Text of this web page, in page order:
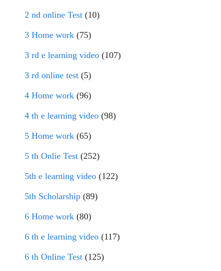
2 nd online Test (10)
3 Home work (75)
3 rd e learning video (107)
3 rd online test (5)
4 Home work (96)
4 th e learning video (98)
5 Home work (65)
5 th Onlie Test (252)
5th e learning video (122)
5th Scholarship (89)
6 Home work (80)
6 th e learning video (117)
6 th Online Test (125)